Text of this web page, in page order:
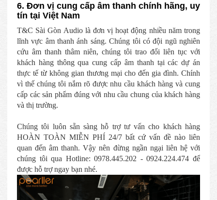
6. Đơn vị cung cấp âm thanh chính hãng, uy
tín tại Việt Nam
T&C Sài Gòn Audio là đơn vị hoạt động nhiều năm trong
lĩnh vực âm thanh ánh sáng. Chúng tôi có đội ngũ nghiên
cứu âm thanh thâm niên, chúng tôi trao đổi liên tục với
khách hàng thông qua cung cấp âm thanh tại các dự án
thực tế từ không gian thương mại cho đến gia đình. Chính
vì thế chúng tôi nắm rõ được nhu cầu khách hàng và cung
cấp các sản phẩm đúng với nhu cầu chung của khách hàng
và thị trường.
Chúng tôi luôn sẵn sàng hỗ trợ tư vấn cho khách hàng
HOÀN TOÀN MIỄN PHÍ 24/7 bất cứ vấn đề nào liên
quan đến âm thanh. Vậy nên đừng ngần ngại liên hệ với
chúng tôi qua Hotline: 0978.445.202 - 0924.224.474 để
được hỗ trợ ngay bạn nhé.